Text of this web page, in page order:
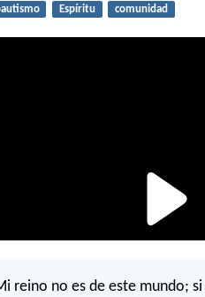
Espíritu comunidad
reino no es de este mundo;